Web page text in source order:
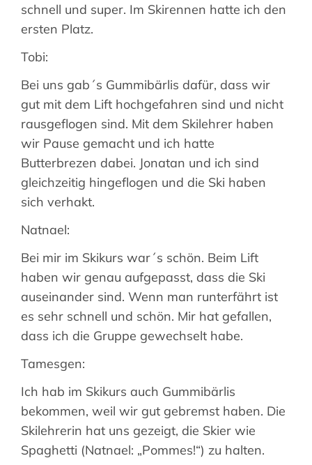
schnell und super. Im Skirennen hatte ich den
ersten Platz.
Tobi:
Bei uns gab´s Gummibärlis dafür, dass wir
gut mit dem Lift hochgefahren sind und nicht
rausgeflogen sind. Mit dem Skilehrer haben
wir Pause gemacht und ich hatte
Butterbrezen dabei. Jonatan und ich sind
gleichzeitig hingeflogen und die Ski haben
sich verhakt.
Natnael:
Bei mir im Skikurs war´s schön. Beim Lift
haben wir genau aufgepasst, dass die Ski
auseinander sind. Wenn man runterfährt ist
es sehr schnell und schön. Mir hat gefallen,
dass ich die Gruppe gewechselt habe.
Tamesgen:
Ich hab im Skikurs auch Gummibärlis
bekommen, weil wir gut gebremst haben. Die
Skilehrerin hat uns gezeigt, die Skier wie
Spaghetti (Natnael: „Pommes!“) zu halten.